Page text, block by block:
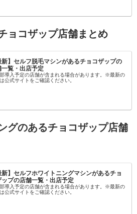
ョコザップ店舗まとめ
新】セルフ脱毛マシンがあるチョコザップの
一覧・出店予定
導入予定の店舗が含まれる場合があります。※最新の
公式サイトをご確認ください。
グのあるチョコザップ店舗
新】セルフホワイトニングマシンがあるチョ
ップの店舗一覧・出店予定
導入予定の店舗が含まれる場合があります。※最新の
公式サイトをご確認ください。